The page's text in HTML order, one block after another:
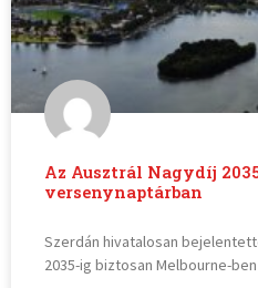
Az Ausztrál Nagydíj
versenynaptárban
Szerdán hivatalosan
2035-ig biztosan Melbourne-ben